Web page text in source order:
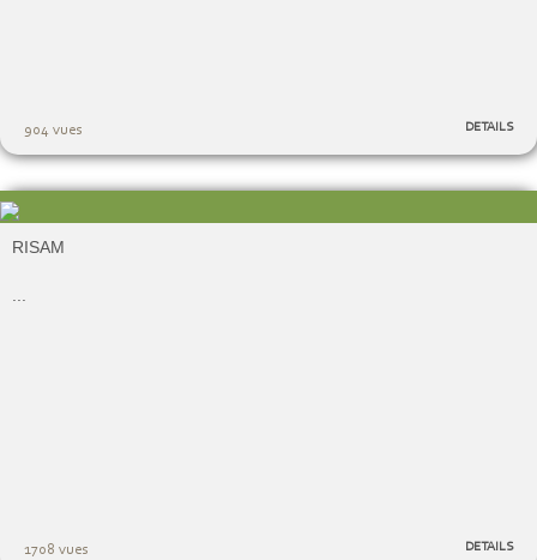
904 vues DETAILS
RISAM
...
1708 vues DETAILS